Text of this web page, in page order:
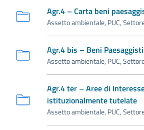
Agr.4 – Carta beni
Assetto ambientale, PUC,
Agr.4 bis – Beni
Assetto ambientale, PUC,
Agr.4 ter – Aree di
istituzionalmente tutelate
Assetto ambientale, PUC,